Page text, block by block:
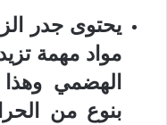
يحتوى جدر
مواد مهمة
الهضمي
بنوع من